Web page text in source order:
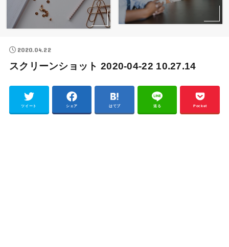
2020.04.22
スクリーンショット 2020-04-22 10.27.14
ツイート シェア はてブ 送る Pocket